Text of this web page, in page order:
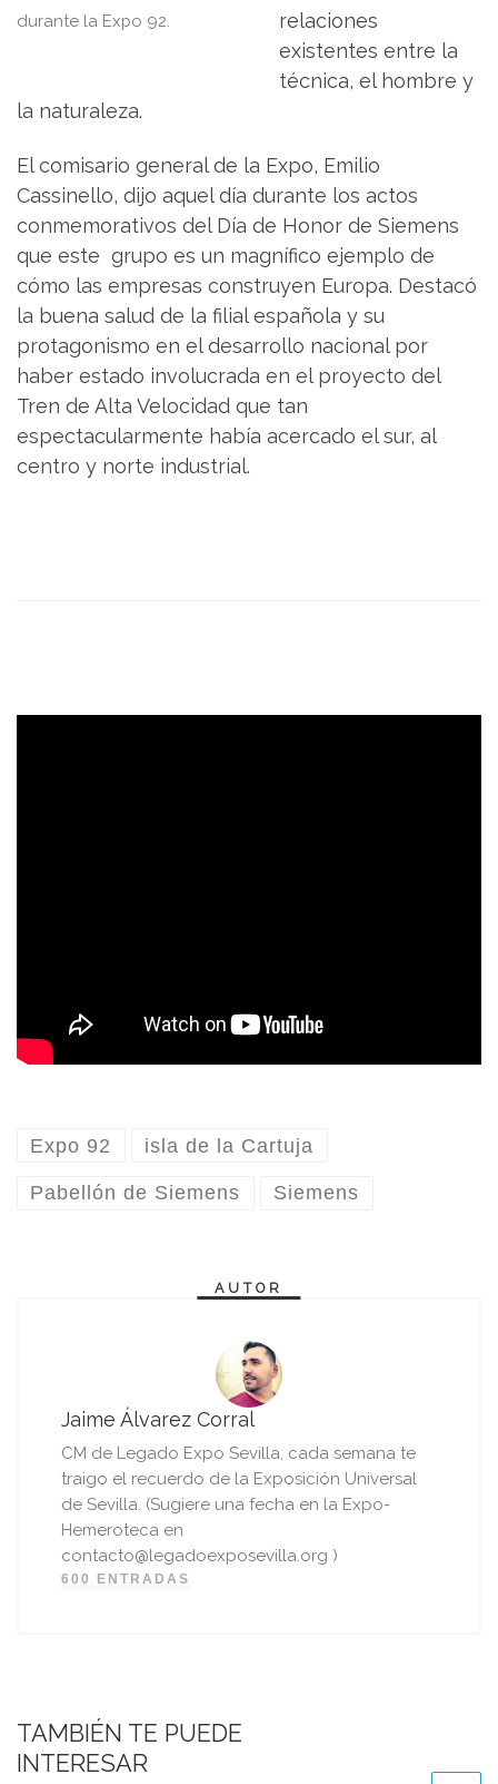
durante la Expo 92.
relaciones
existentes entre la
técnica, el hombre y
la naturaleza.
El comisario general de la Expo, Emilio
Cassinello, dijo aquel día durante los actos
conmemorativos del Día de Honor de Siemens
que este grupo es un magnífico ejemplo de
cómo las empresas construyen Europa. Destacó
la buena salud de la filial española y su
protagonismo en el desarrollo nacional por
haber estado involucrada en el proyecto del
Tren de Alta Velocidad que tan
espectacularmente había acercado el sur, al
centro y norte industrial.
Expo 92 isla de la Cartuja
Pabellón de Siemens Siemens
AUTOR
Jaime Álvarez Corral
CM de Legado Expo Sevilla, cada semana te
traigo el recuerdo de la Exposición Universal
de Sevilla. (Sugiere una fecha en la Expo-
Hemeroteca en
contacto@legadoexposevilla.org )
600 ENTRADAS
TAMBIÉN TE PUEDE
INTERESAR